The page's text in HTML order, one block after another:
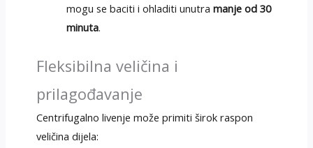
mogu se baciti i ohladiti unutramanje od 30
minuta.
Fleksibilna veličina i
prilagođavanje
Centrifugalno livenje može primiti širok raspon
veličina dijela: